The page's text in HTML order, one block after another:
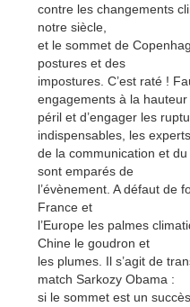
contre les changements
notre siècle,
et le sommet de
postures et des
impostures. C’est raté !
engagements à la hauteur
péril et d’engager les
indispensables, les experts
de la communication et
sont emparés de
l’évènement. A défaut de
France et
l’Europe les palmes
Chine le goudron et
les plumes. Il s’agit de
match Sarkozy Obama :
si le sommet est un